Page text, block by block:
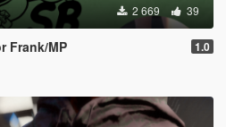
2 669 39
Frank/MP 1.0